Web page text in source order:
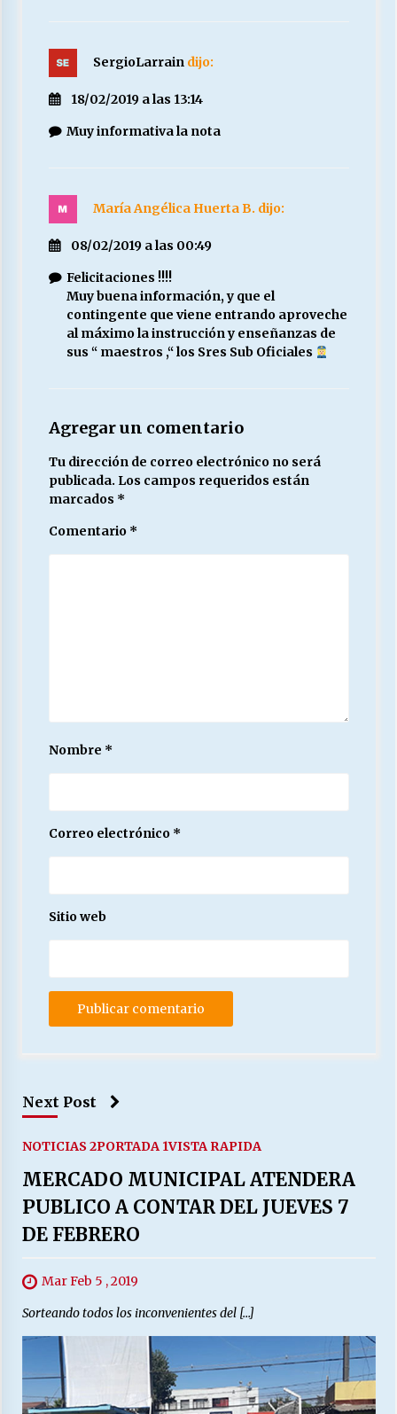
SergioLarrain dijo:
18/02/2019 a las 13:14
Muy informativa la nota
María Angélica Huerta B. dijo:
08/02/2019 a las 00:49
Felicitaciones !!!!
Muy buena información, y que el
contingente que viene entrando aproveche
al máximo la instrucción y enseñanzas de
sus “ maestros ,“ los Sres Sub Oficiales
Agregar un comentario
Tu dirección de correo electrónico no será
publicada. Los campos requeridos están
marcados *
Comentario *
Nombre *
Correo electrónico *
Sitio web
Next Post
NOTICIAS 2PORTADA 1VISTA RAPIDA
MERCADO MUNICIPAL ATENDERA
PUBLICO A CONTAR DEL JUEVES 7
DE FEBRERO
Mar Feb 5 , 2019
Sorteando todos los inconvenientes del […]